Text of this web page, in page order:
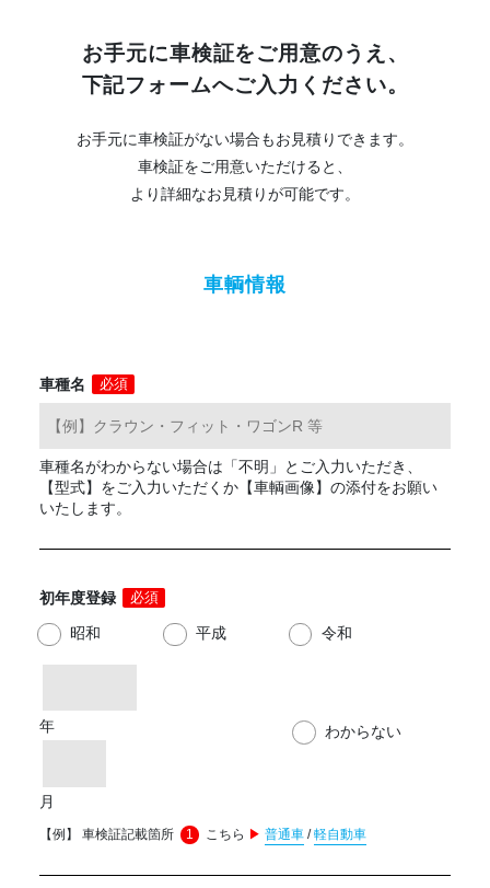
お手元に車検証をご用意のうえ、
下記フォームへご入力ください。
お手元に車検証がない場合もお見積りできます。
車検証をご用意いただけると、
より詳細なお見積りが可能です。
車輌情報
車種名 必須
車種名がわからない場合は「不明」とご入力いただき、
【型式】をご入力いただくか【車輌画像】の添付をお願い
いたします。
初年度登録 必須
昭和 平成 令和
年
月
わからない
【例】 車検証記載箇所 1 こちら ▶ 普通車 /軽自動車